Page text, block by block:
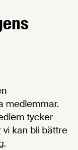
medlemmar.
tycker
kan bli bättre